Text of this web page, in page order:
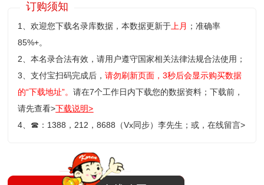
订购须知
1、欢迎您下载名录库数据，本数据更新于上月 ；准确率
85%+。
2、本名录合法有效，请用户遵守国家相关法律法规合法使用；
3、支付宝扫码完成后，请勿刷新页面，3秒后会显示购买数据
的“下载地址”。请在7个工作日内下载您的数据资料；下载前，
请先查看>下载说明>
4、 ☎ ：1388，212，8688（Vx同步）李先生；或，在线留言>